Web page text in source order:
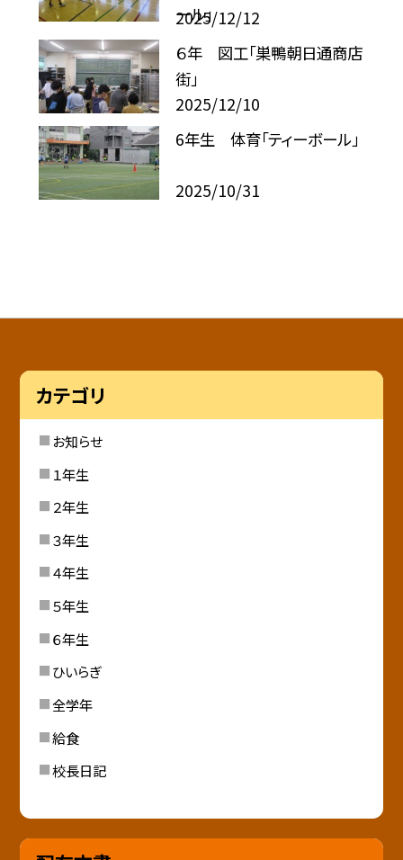
ール」
2025/12/12
６年 図工「巣鴨朝日通商店
街」
2025/12/10
6年生 体育「ティーボール」
2025/10/31
カテゴリ
お知らせ
１年生
２年生
３年生
４年生
５年生
６年生
ひいらぎ
全学年
給食
校長日記